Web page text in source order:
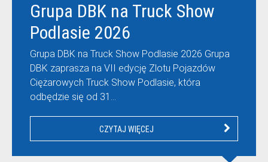
Grupa DBK na Truck Show
Podlasie 2026
Grupa DBK na Truck Show Podlasie 2026 Grupa
DBK zaprasza na VII edycję Zlotu Pojazdów
Ciężarowych Truck Show Podlasie, która
odbędzie się od 31…
CZYTAJ WIĘCEJ